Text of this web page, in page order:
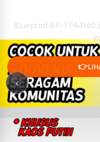
Blueprint BP-TPA4160
👉
‹